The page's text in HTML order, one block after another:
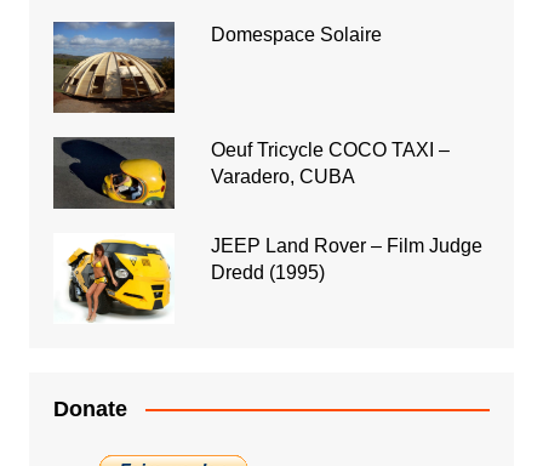
Domespace Solaire
Oeuf Tricycle COCO TAXI –
Varadero, CUBA
JEEP Land Rover – Film Judge
Dredd (1995)
Donate